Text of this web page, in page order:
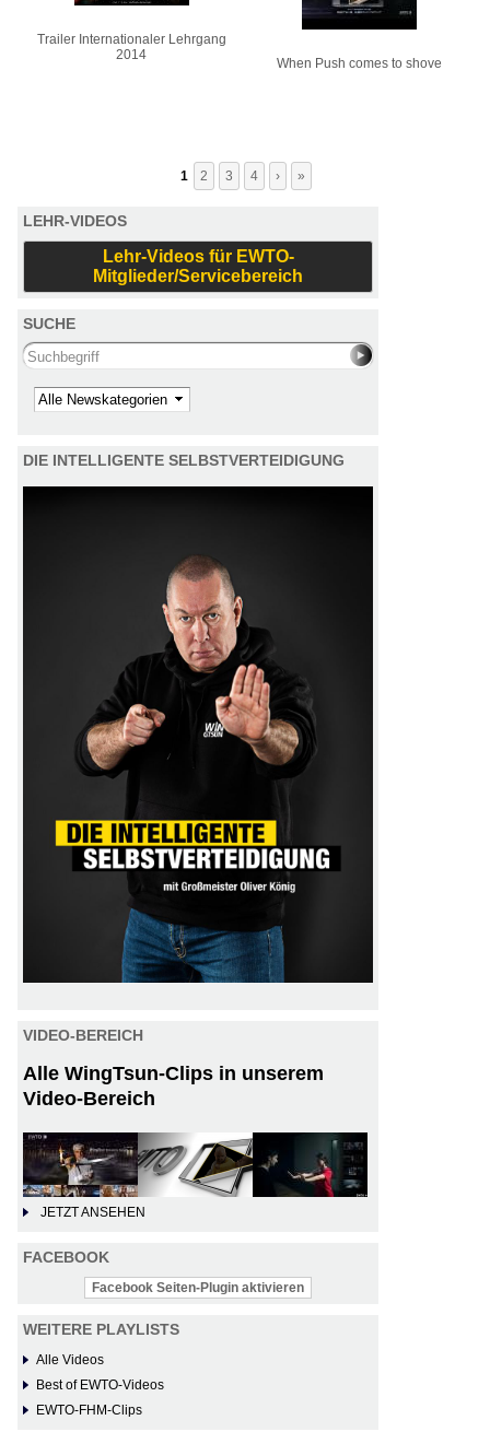
Trailer Internationaler Lehrgang
2014
When Push comes to shove
1 2 3 4 › »
LEHR-VIDEOS
Lehr-Videos für EWTO-
Mitglieder/Servicebereich
SUCHE
Search this site
Kategorie
DIE INTELLIGENTE SELBSTVERTEIDIGUNG
VIDEO-BEREICH
Alle WingTsun-Clips in unserem
Video-Bereich
JETZT ANSEHEN
FACEBOOK
Facebook Seiten-Plugin aktivieren
WEITERE PLAYLISTS
Alle Videos
Best of EWTO-Videos
EWTO-FHM-Clips